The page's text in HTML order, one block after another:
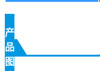
产
品
图